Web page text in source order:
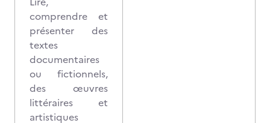
comprendre et
présenter des
textes
documentaires
ou fictionnels,
des œuvres
littéraires et
artistiques